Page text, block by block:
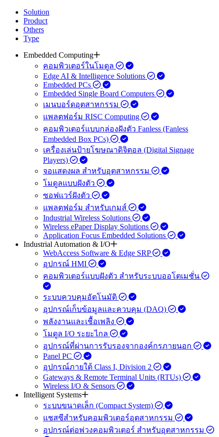
Solution
Product
Others
Type
Embedded Computing
คอมพิวเตอร์ในโมดูล
Edge AI & Intelligence Solutions
Embedded PCs
Embedded Single Board Computers
เมนบอร์ดอุตสาหกรรม
แพลตฟอร์ม RISC Computing
คอมพิวเตอร์แบบกล่องฝังตัว Fanless (Fanless
Embedded Box PCs)
เครื่องเล่นป้ายโฆษณาดิจิตอล (Digital Signage
Players)
จอแสดงผล สำหรับอุตสาหกรรม
โมดูลแบบฝังตัว
ซอฟแวร์ฝังตัว
แพลตฟอร์ม สำหรับเกมส์
Industrial Wireless Solutions
Wireless ePaper Display Solutions
Application Focus Embedded Solutions
Industrial Automation & I/O
WebAccess Software & Edge SRP
อุปกรณ์ HMI
คอมพิวเตอร์แบบฝังตัว สำหรับระบบออโตเมชั่น
ระบบควบคุมอัตโนมัติ
อุปกรณ์เก็บข้อมูลและควบคุม (DAQ)
พลังงานและเชื้อเพลิง
โมดูล I/O ระยะไกล
อุปกรณ์ที่ผ่านการรับรองจากองค์กรภายนอก
Panel PC
อุปกรณ์ภายใต้ Class I, Division 2
Gateways & Remote Terminal Units (RTUs)
Wireless I/O & Sensors
Intelligent Systems
ระบบขนาดเล็ก (Compact System)
แชสซีสำหรับคอมพิวเตอร์อุตสาหกรรม
อุปกรณ์ต่อพ่วงคอมพิวเตอร์ สำหรับอุตสาหกรรม